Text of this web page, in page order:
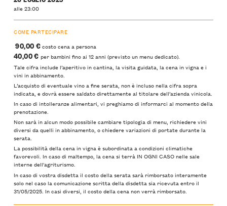
alle 23:00
COME PARTECIPARE
90,00 €costo cena a persona
40,00 € per bambini fino ai 12 anni (previsto un menu dedicato).
Tale cifra include l’aperitivo in cantina, la visita guidata, la cena in vigna e i
vini in abbinamento.
L’acquisto di eventuale vino a fine serata, non è incluso nella cifra sopra
indicata, e dovrà essere saldato direttamente al titolare dell’azienda vinicola.
In caso di intolleranze alimentari, vi preghiamo di informarci al momento della
prenotazione.
Non sarà in alcun modo possibile cambiare tipologia di menu, richiedere vini
diversi da quelli in abbinamento, o chiedere variazioni di portate durante la
serata.
La possibilità della cena in vigna è subordinata a condizioni climatiche
favorevoli. In caso di maltempo, la cena si terrà IN OGNI CASO nelle sale
interne dell'agriturismo.
In caso di vostra disdetta il costo della serata sarà rimborsato interamente
solo nel caso la comunicazione scritta della disdetta sia ricevuta entro il
31/05/2025. In casi diversi, il costo della cena non verrà rimborsato.